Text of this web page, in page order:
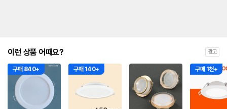
이런 상품 어때요? 광고
구매 840+ 구매 140+ 구매 1천+